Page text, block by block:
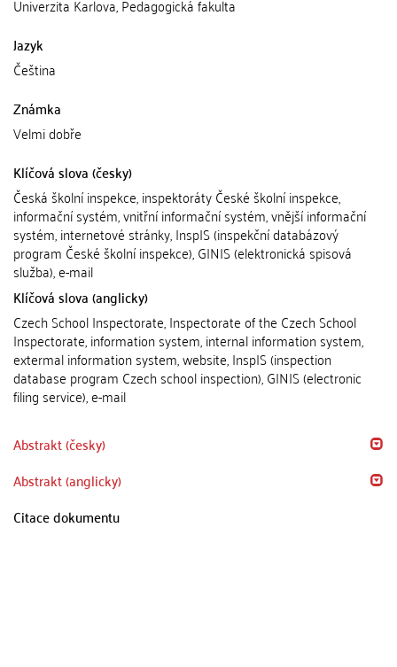
Univerzita Karlova, Pedagogická fakulta
Jazyk
Čeština
Známka
Velmi dobře
Klíčová slova (česky)
Česká školní inspekce, inspektoráty České školní inspekce,
informační systém, vnitřní informační systém, vnější informační
systém, internetové stránky, InspIS (inspekční databázový
program České školní inspekce), GINIS (elektronická spisová
služba), e-mail
Klíčová slova (anglicky)
Czech School Inspectorate, Inspectorate of the Czech School
Inspectorate, information system, internal information system,
extermal information system, website, InspIS (inspection
database program Czech school inspection), GINIS (electronic
filing service), e-mail
Abstrakt (česky)
Abstrakt (anglicky)
Citace dokumentu